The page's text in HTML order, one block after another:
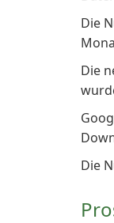
Die
Die
Die